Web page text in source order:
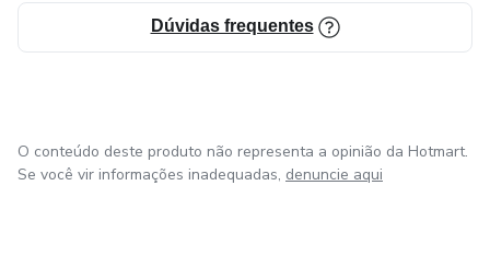
14. Veganismo e Vegetarianismo
Dúvidas frequentes
O conteúdo deste produto não representa a opinião da Hotmart.
Se você vir informações inadequadas, denuncie aqui